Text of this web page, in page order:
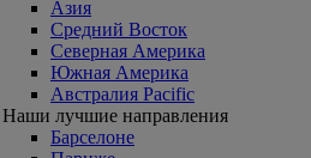
Азия
Средний Восток
Северная Америка
Южная Америка
Австралия Pacific
Наши лучшие направления
Барселоне